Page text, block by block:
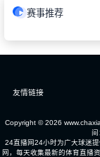
赛事推荐
友情链接
Copyright © 2026
间
24直播网24小时为广大球迷
网，每天收集最新的体育直播